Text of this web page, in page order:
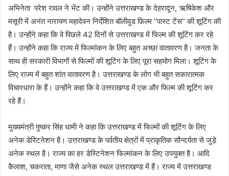
अभिनेता परेश रावल ने भेंट की। उन्होंने उत्तराखण्ड के देहरादून, ऋषिकेश और
मसूरी में अनंत नारायण महादेवन निर्देशित बॉलीवुड फ़िल्म “पास्ट टेंस” की शूटिंग की
है। उन्होंने कहा कि वे पिछले 42 दिनों से उत्तराखण्ड में फिल्म की शूटिंग कर रहे
हैं। उन्होंने कहा कि राज्य में फिल्मांकन के लिए बहुत अच्छा वातावरण है। जनता के
साथ ही सरकारी विभागों से फिल्मों की शूटिंग के लिए पूरा सहयोग मिला। शूटिंग के
लिए राज्य में बहुत शांत वातावरण है। उत्तराखण्ड के लोग भी बहुत सकारात्मक
विचारधारा के हैं। उन्होंने कहा कि वे उत्तराखण्ड में एक और फिल्म की शूटिंग कर
रहे हैं।
मुख्यमंत्री पुष्कर सिंह धामी ने कहा कि उत्तराखण्ड में फिल्मों की शूटिंग के लिए
अनेक डेस्टिनेशन है। उत्तराखण्ड के पर्वतीय क्षेत्रों में प्राकृतिक सौन्दर्यता से जुड़े
अनेक स्थल है। राज्य का हर डेस्टिनेशन फिल्मांकन के लिए उपयुक्त है। आदि
कैलाश, चकराता, माणा जैसे अनेक स्थल उत्तराखण्ड में हैं। राज्य में उत्तराखण्ड